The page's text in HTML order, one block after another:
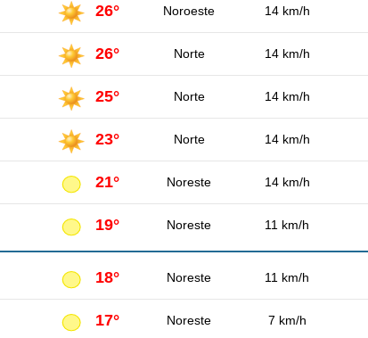
26° Noroeste 14 km/h
26° Norte 14 km/h
25° Norte 14 km/h
23° Norte 14 km/h
21° Noreste 14 km/h
19° Noreste 11 km/h
18° Noreste 11 km/h
17° Noreste 7 km/h